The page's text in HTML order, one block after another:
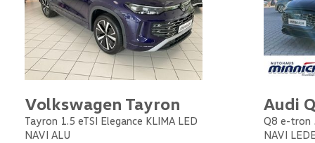
Volkswagen Tayron
Tayron 1.5 eTSI Elegance KLIMA LED
NAVI ALU
Audi
Q8 e-tron
NAVI